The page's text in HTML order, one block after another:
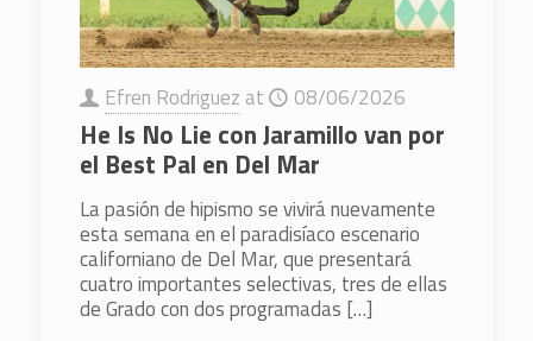
Efren Rodriguez at 08/06/2026
He Is No Lie con Jaramillo van por
el Best Pal en Del Mar
La pasión de hipismo se vivirá nuevamente
esta semana en el paradisíaco escenario
californiano de Del Mar, que presentará
cuatro importantes selectivas, tres de ellas
de Grado con dos programadas […]